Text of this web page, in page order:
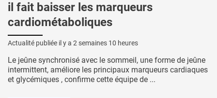
il fait baisser les marqueurs
cardiométaboliques
Actualité publiée il y a 2 semaines 10 heures
Le jeûne synchronisé avec le sommeil, une forme de jeûne
intermittent, améliore les principaux marqueurs cardiaques
et glycémiques , confirme cette équipe de ...